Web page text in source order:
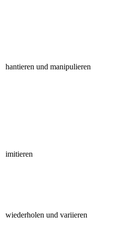
hantieren und manipulieren
imitieren
wiederholen und variieren